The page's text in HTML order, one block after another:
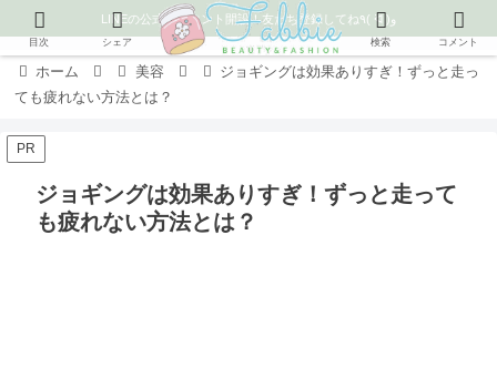
LINEの公式アカウント開設！友だち登録してね٩( ᐛ )و
ホーム 美容
ジョギングは効果ありすぎ！ずっと走っ
ても疲れない方法とは？
PR
ジョギングは効果ありすぎ！ずっと走って
も疲れない方法とは？
目次 シェア 検索 コメント